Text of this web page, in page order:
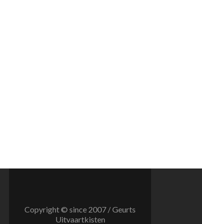
Copyright © since 2007 / Geurts
Uitvaartkisten